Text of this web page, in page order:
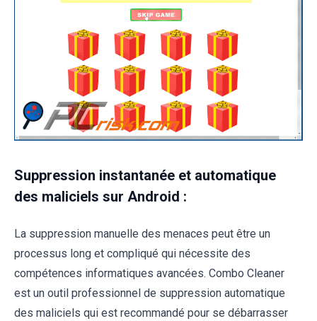
Suppression instantanée et automatique
des maliciels sur Android :
La suppression manuelle des menaces peut être un
processus long et compliqué qui nécessite des
compétences informatiques avancées. Combo Cleaner
est un outil professionnel de suppression automatique
des maliciels qui est recommandé pour se débarrasser